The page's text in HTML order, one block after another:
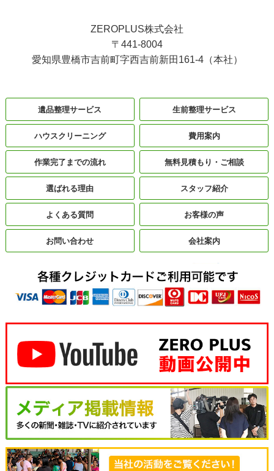
ZEROPLUS株式会社
〒441-8004
愛知県豊橋市吉前町字西吉前新田161-4（本社）
遺品整理サービス 生前整理サービス
ハウスクリーニング 費用案内
作業完了までの流れ 無料見積もり・ご相談
選ばれる理由 スタッフ紹介
よくある質問 お客様の声
お問い合わせ 会社案内